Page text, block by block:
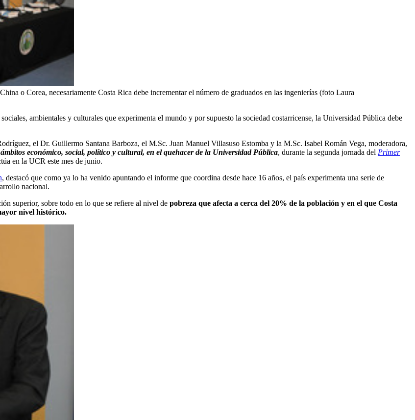
o Corea, necesariamente Costa Rica debe incrementar el número de graduados en las ingenierías (foto Laura
ambientales y culturales que experimenta el mundo y por supuesto la sociedad costarricense, la Universidad Pública debe
el Dr. Guillermo Santana Barboza, el M.Sc. Juan Manuel Villasuso Estomba y la M.Sc. Isabel Román Vega, moderadora,
económico, social, político y cultural, en el quehacer de la Universidad Pública, durante la segunda jornada del Primer
en la UCR este mes de junio.
, destacó que como ya lo ha venido apuntando el informe que coordina desde hace 16 años, el país experimenta una serie de
nacional.
superior, sobre todo en lo que se refiere al nivel de pobreza que afecta a cerca del 20% de la población y en el que Costa
nivel histórico.